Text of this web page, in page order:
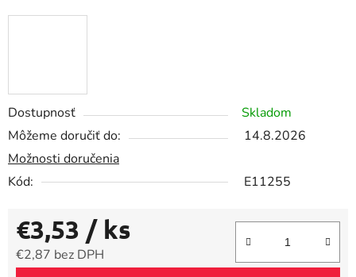
Dostupnosť
Skladom
Môžeme doručiť do:
14.8.2026
Možnosti doručenia
Kód:
E11255
€3,53 / ks
€2,87 bez DPH